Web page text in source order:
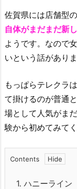
佐賀県には店舗型
自体がまだまだ新
ようです。なので
いという話がありま
もっぱらテレクラ
て掛けるのが普通
場として人気がま
験から初めてみて
Contents
1. ハニーライン